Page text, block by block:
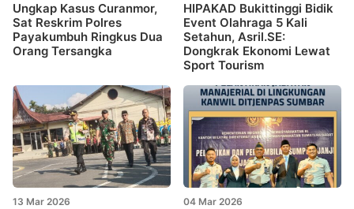
Ungkap Kasus Curanmor,
Sat Reskrim Polres
Payakumbuh Ringkus Dua
Orang Tersangka
HIPAKAD Bukittinggi Bidik
Event Olahraga 5 Kali
Setahun, Asril.SE:
Dongkrak Ekonomi Lewat
Sport Tourism
13 Mar 2026 04 Mar 2026